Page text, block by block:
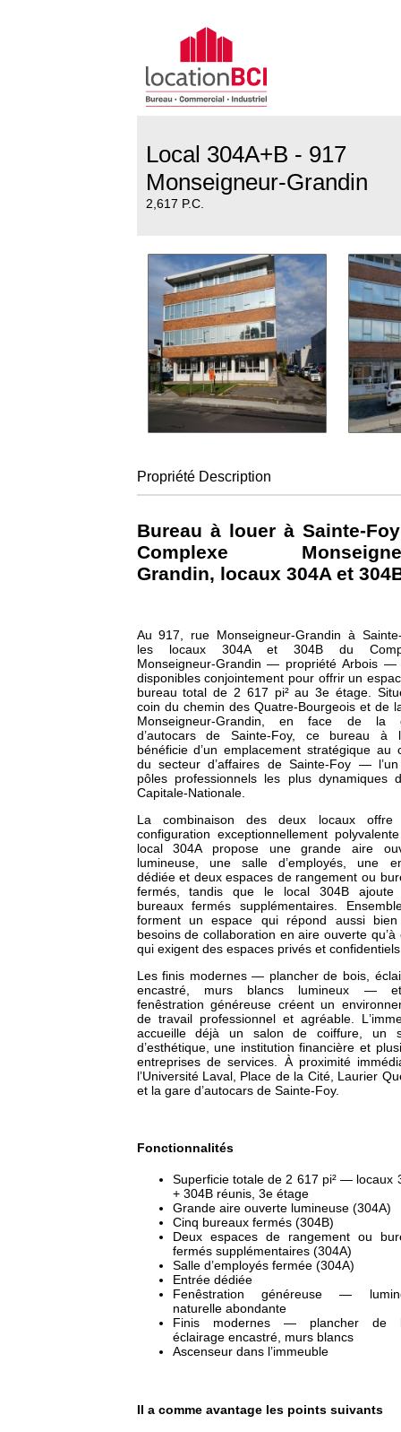
Local 304A+B - 917
Monseigneur-Grandin
2,617 P.C.
Propriété Description
Bureau à louer à Sainte-
Complexe
Grandin, locaux 304A et
Au 917, rue Monseigneur-Grandin à
les locaux 304A et 304B du
Monseigneur-Grandin — propriété Arbois —
disponibles conjointement pour offrir un
bureau total de 2 617 pi² au 3e étage.
coin du chemin des Quatre-Bourgeois et de
Monseigneur-Grandin, en face de la
d’autocars de Sainte-Foy, ce bureau à
bénéficie d’un emplacement stratégique au
du secteur d’affaires de Sainte-Foy —
pôles professionnels les plus dynamiques
Capitale-Nationale.
La combinaison des deux locaux offre
configuration exceptionnellement
local 304A propose une grande aire
lumineuse, une salle d’employés, une
dédiée et deux espaces de rangement ou
fermés, tandis que le local 304B ajoute
bureaux fermés supplémentaires.
forment un espace qui répond aussi
besoins de collaboration en aire ouverte qu’à
qui exigent des espaces privés et
Les finis modernes — plancher de bois,
encastré, murs blancs lumineux —
fenêstration généreuse créent un
de travail professionnel et agréable.
accueille déjà un salon de coiffure, un
d’esthétique, une institution financière et
entreprises de services. À proximité
l’Université Laval, Place de la Cité, Laurier
et la gare d’autocars de Sainte-Foy.
Fonctionnalités
Superficie totale de 2 617 pi² — locaux
+ 304B réunis, 3e étage
Grande aire ouverte lumineuse (304A)
Cinq bureaux fermés (304B)
Deux espaces de rangement ou
fermés supplémentaires (304A)
Salle d’employés fermée (304A)
Entrée dédiée
Fenêstration généreuse —
naturelle abondante
Finis modernes — plancher de
éclairage encastré, murs blancs
Ascenseur dans l’immeuble
Il a comme avantage les points suivants